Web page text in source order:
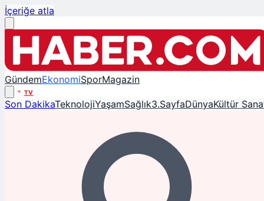
İçeriğe atla
GündemEkonomiSporMagazin
TV
Son DakikaTeknolojiYaşamSağlık3.SayfaDünyaKültür